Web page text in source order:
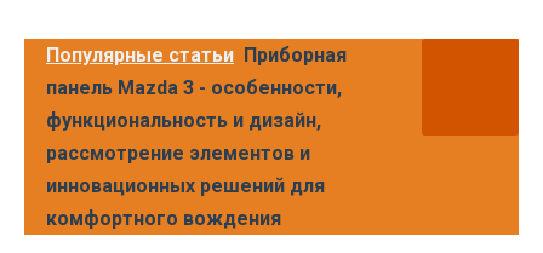
Популярные статьи Приборная
панель Mazda 3 - особенности,
функциональность и дизайн,
рассмотрение элементов и
инновационных решений для
комфортного вождения